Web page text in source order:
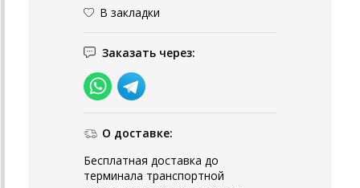
В закладки
Заказать через:
О доставке:
Бесплатная доставка до
терминала транспортной